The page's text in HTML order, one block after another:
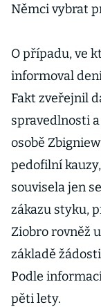
Němci vybrat
O případu, ve
informoval
Fakt zveřejnil
spravedlnosti
osobě
pedofilní
souvisela jen
zákazu styku,
Ziobro rovněž
základě
Podle
pěti lety.